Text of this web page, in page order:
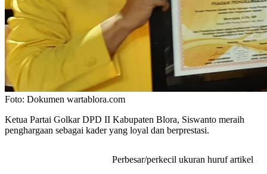
Foto: Dokumen wartablora.com
Ketua Partai Golkar DPD II Kabupaten Blora, Siswanto meraih
penghargaan sebagai kader yang loyal dan berprestasi.
Perbesar/perkecil ukuran huruf artikel